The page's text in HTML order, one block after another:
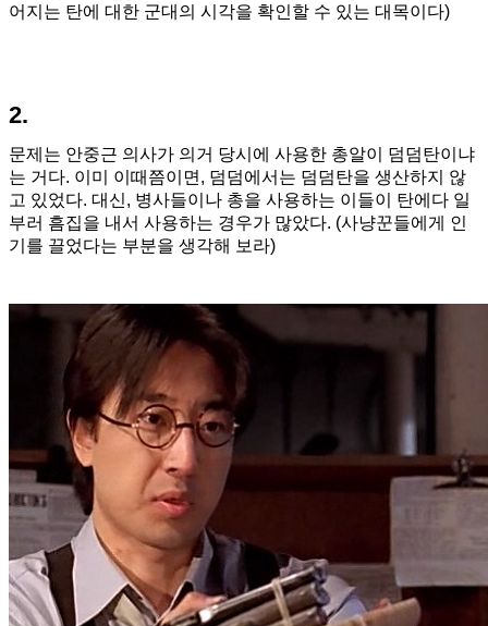
어지는 탄에 대한 군대의 시각을 확인할 수 있는 대목이다)
2.
문제는 안중근 의사가 의거 당시에 사용한 총알이 덤덤탄이냐
는 거다. 이미 이때쯤이면, 덤덤에서는 덤덤탄을 생산하지 않
고 있었다. 대신, 병사들이나 총을 사용하는 이들이 탄에다 일
부러 흠집을 내서 사용하는 경우가 많았다. (사냥꾼들에게 인
기를 끌었다는 부분을 생각해 보라)